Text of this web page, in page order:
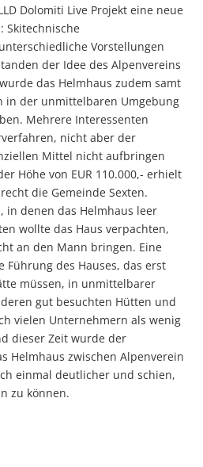
Dolomiti Live Projekt eine neue
Skitechnische
Vorstellungen
der Idee des Alpenvereins
das Helmhaus zudem samt
in der unmittelbaren Umgebung
Mehrere Interessenten
nicht aber der
Mittel nicht aufbringen
Höhe von EUR 110.000,- erhielt
die Gemeinde Sexten.
in denen das Helmhaus leer
wollte das Haus verpachten,
an den Mann bringen. Eine
des Hauses, das erst
müssen, in unmittelbarer
gut besuchten Hütten und
vielen Unternehmern als wenig
dieser Zeit wurde der
Helmhaus zwischen Alpenverein
einmal deutlicher und schien,
zu können.